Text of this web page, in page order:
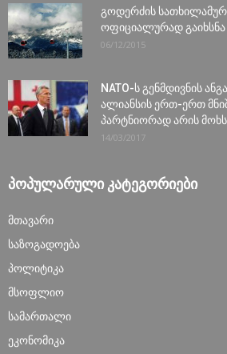
გოდერძის
ოფიციალურად გაიხსნა
06/12/2015
NATO-ს გენმდივნის
ალიანსის ერთ-ერთ
პარტნიორად არის
14/03/2017
ᲞᲝᲞᲣᲚᲐᲠᲣᲚᲘ ᲙᲐᲢᲔᲒᲝᲠᲘᲔᲑᲘ
მთავარი
საზოგადოება
პოლიტიკა
მსოფლიო
სამართალი
ეკონომიკა